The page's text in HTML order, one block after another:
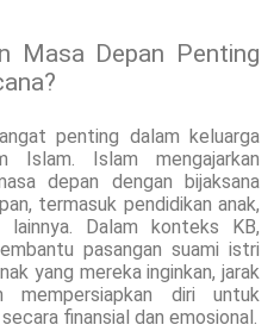
Masa Depan Penting
penting dalam keluarga
Islam. Islam mengajarkan
depan dengan bijaksana
termasuk pendidikan anak,
lainnya. Dalam konteks KB,
pasangan suami istri
yang mereka inginkan, jarak
diri untuk
finansial dan emosional.